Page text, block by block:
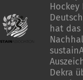
Hockey
hat
Dekra